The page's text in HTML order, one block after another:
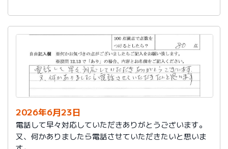
集長さんにもよろしく…
2026年6月23日
電話して早々対応していただきありがとうございます。
又、何かありましたら電話させていただきたいと思いま